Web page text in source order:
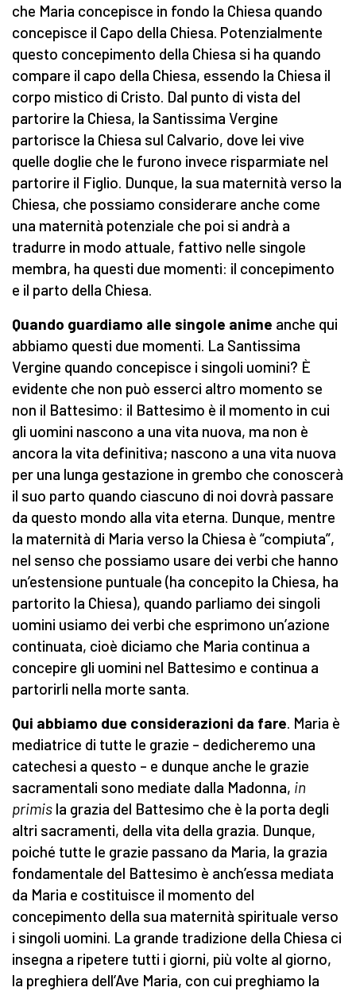
che Maria concepisce in fondo la Chiesa quando
concepisce il Capo della Chiesa. Potenzialmente
questo concepimento della Chiesa si ha quando
compare il capo della Chiesa, essendo la Chiesa il
corpo mistico di Cristo. Dal punto di vista del
partorire la Chiesa, la Santissima Vergine
partorisce la Chiesa sul Calvario, dove lei vive
quelle doglie che le furono invece risparmiate nel
partorire il Figlio. Dunque, la sua maternità verso la
Chiesa, che possiamo considerare anche come
una maternità potenziale che poi si andrà a
tradurre in modo attuale, fattivo nelle singole
membra, ha questi due momenti: il concepimento
e il parto della Chiesa.
Quando guardiamo alle singole anime anche qui
abbiamo questi due momenti. La Santissima
Vergine quando concepisce i singoli uomini? È
evidente che non può esserci altro momento se
non il Battesimo: il Battesimo è il momento in cui
gli uomini nascono a una vita nuova, ma non è
ancora la vita definitiva; nascono a una vita nuova
per una lunga gestazione in grembo che conoscerà
il suo parto quando ciascuno di noi dovrà passare
da questo mondo alla vita eterna. Dunque, mentre
la maternità di Maria verso la Chiesa è “compiuta”,
nel senso che possiamo usare dei verbi che hanno
un’estensione puntuale (ha concepito la Chiesa, ha
partorito la Chiesa), quando parliamo dei singoli
uomini usiamo dei verbi che esprimono un’azione
continuata, cioè diciamo che Maria continua a
concepire gli uomini nel Battesimo e continua a
partorirli nella morte santa.
Qui abbiamo due considerazioni da fare. Maria è
mediatrice di tutte le grazie – dedicheremo una
catechesi a questo – e dunque anche le grazie
sacramentali sono mediate dalla Madonna, in
primis la grazia del Battesimo che è la porta degli
altri sacramenti, della vita della grazia. Dunque,
poiché tutte le grazie passano da Maria, la grazia
fondamentale del Battesimo è anch’essa mediata
da Maria e costituisce il momento del
concepimento della sua maternità spirituale verso
i singoli uomini. La grande tradizione della Chiesa ci
insegna a ripetere tutti i giorni, più volte al giorno,
la preghiera dell’Ave Maria, con cui preghiamo la